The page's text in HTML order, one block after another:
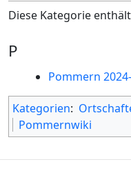
Diese Kategorie
P
Pommern
Kategorien:
Pommernwiki